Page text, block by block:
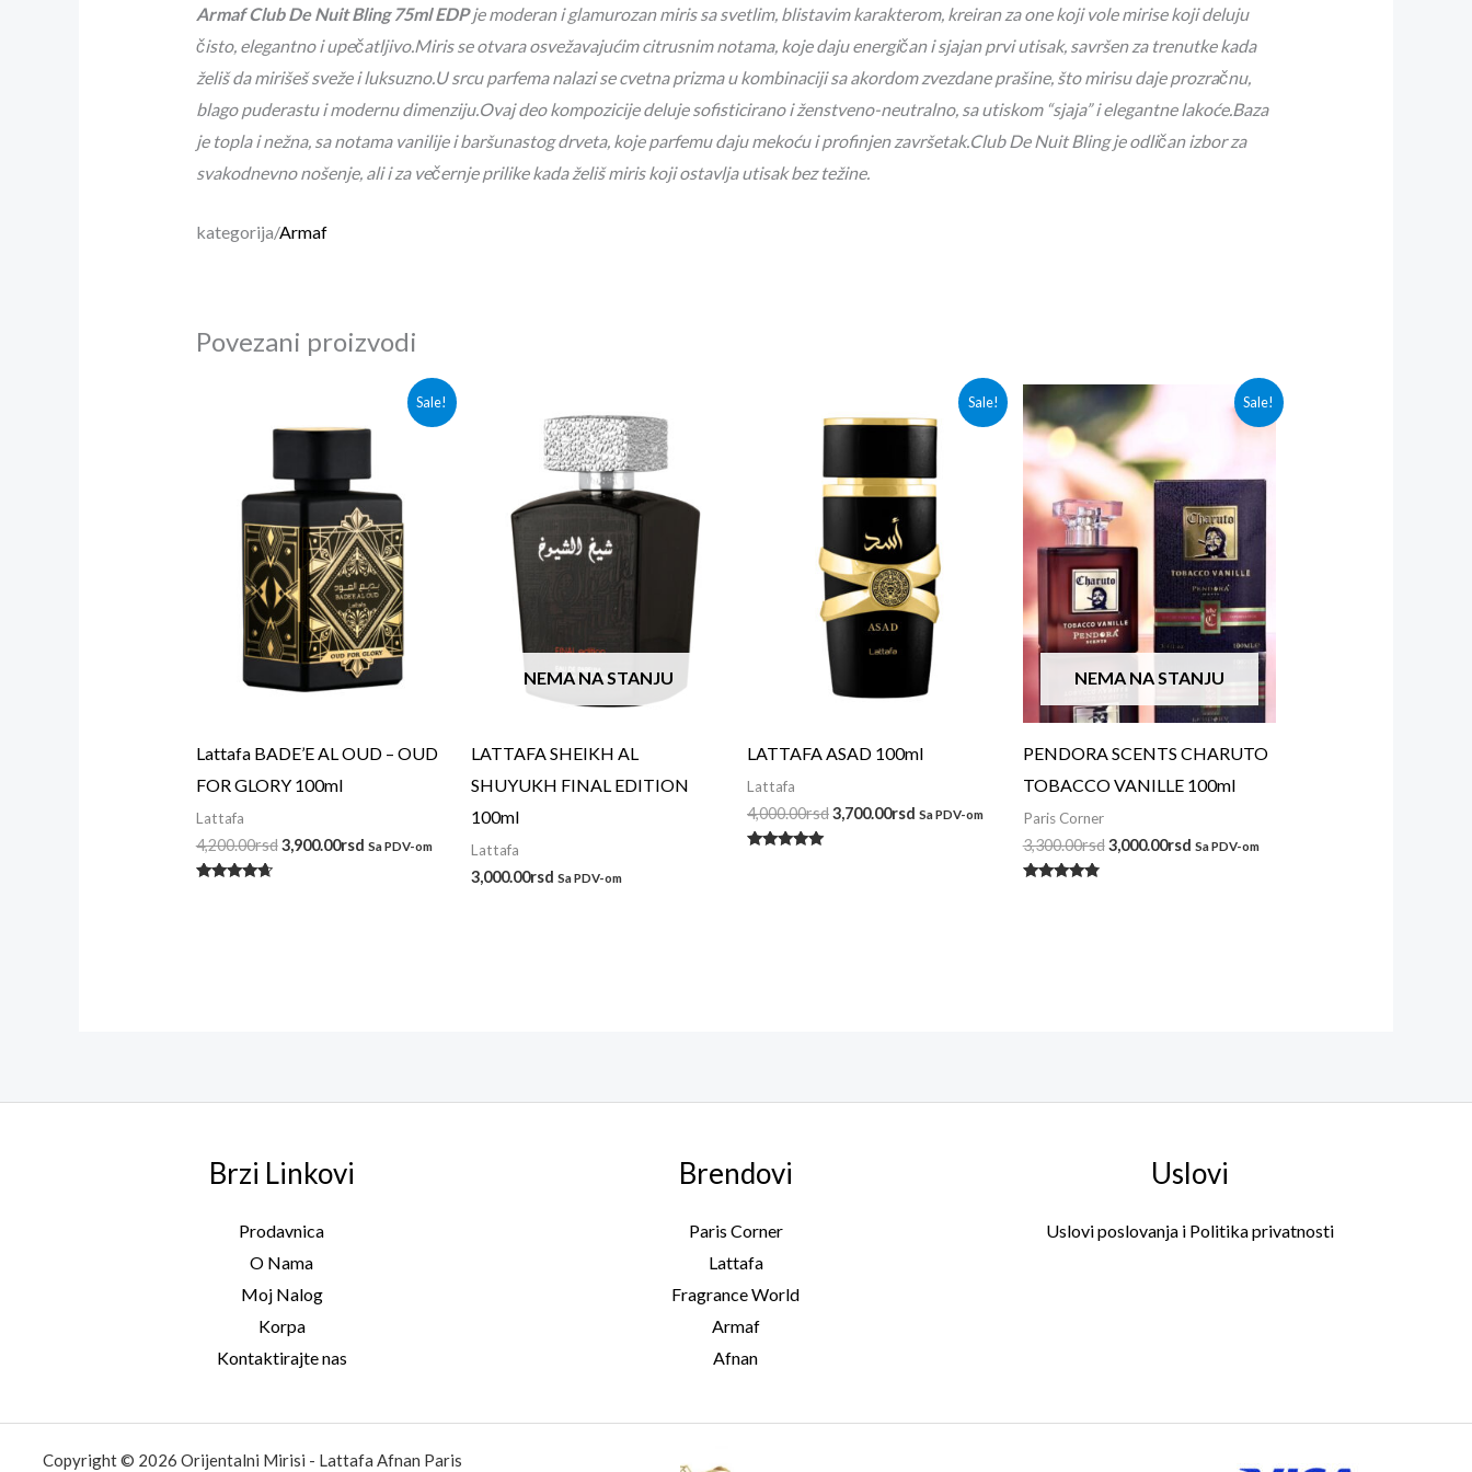
Armaf Club De Nuit Bling 75ml EDPje moderan i glamurozan miris sa svetlim, blistavim karakterom, kreiran za one koji vole mirise koji deluju
čisto, elegantno i upečatljivo.Miris se otvara osvežavajućim citrusnim notama, koje daju energičan i sjajan prvi utisak, savršen za trenutke kada
želiš da mirišeš sveže i luksuzno.U srcu parfema nalazi se cvetna prizma u kombinaciji sa akordom zvezdane prašine, što mirisu daje prozračnu,
blago puderastu i modernu dimenziju.Ovaj deo kompozicije deluje sofisticirano i ženstveno-neutralno, sa utiskom “sjaja” i elegantne lakoće.Baza
je topla i nežna, sa notama vanilije i baršunastog drveta, koje parfemu daju mekoću i profinjen završetak.Club De Nuit Bling je odličan izbor za
svakodnevno nošenje, ali i za večernje prilike kada želiš miris koji ostavlja utisak bez težine.
kategorija/Armaf
Povezani proizvodi
Sale!
Lattafa BADE’E AL OUD – OUD
FOR GLORY 100ml
Lattafa
4,200.00rsd
je
3,900.00rsd
Trenutna
je:
Sa PDV-om
NEMA NA STANJU
LATTAFA SHEIKH AL
SHUYUKH FINAL EDITION
100ml
Lattafa
3,000.00rsd Sa PDV-om
Sale!
LATTAFA ASAD 100ml
Lattafa
4,000.00rsd
je
3,700.00rsd
Trenutna
je:
3,700.00rsd.
Sa PDV-om
Sale!
NEMA NA STANJU
PENDORA SCENTS CHARUTO
TOBACCO VANILLE 100ml
Paris Corner
3,300.00rsd
Originalna
cena
je
bila:
3,300.00rsd.
3,000.00rsd
Trenutna
Sa PDV-om
Brzi Linkovi
Prodavnica
O Nama
Moj Nalog
Korpa
Kontaktirajte nas
Brendovi
Paris Corner
Lattafa
Fragrance World
Armaf
Afnan
Uslovi
Uslovi poslovanja i Politika privatnosti
Copyright © 2026 Orijentalni Mirisi - Lattafa Afnan Paris